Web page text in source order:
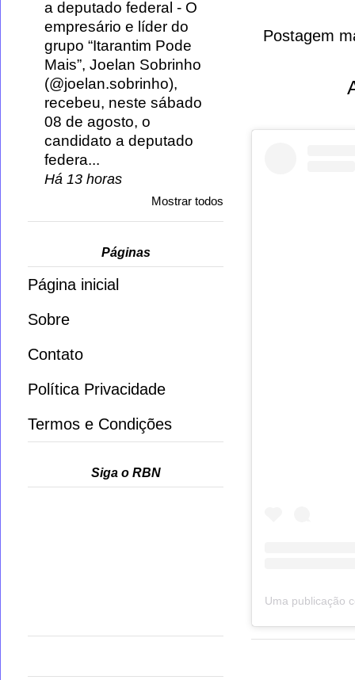
Postagem
a deputado federal - O
empresário e líder do
grupo “Itarantim Pode
Mais”, Joelan Sobrinho
(@joelan.sobrinho),
recebeu, neste sábado
08 de agosto, o
candidato a deputado
federa...
Há 13 horas
Mostrar todos
Páginas
Página inicial
Sobre
Contato
Política Privacidade
Termos e Condições
Siga o RBN